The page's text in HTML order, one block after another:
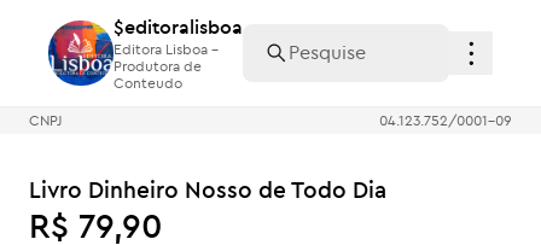
$editoralisboa
Editora Lisboa -
Produtora de
Conteudo
$editoralisboa
Editora Lisboa -
Produtora de
Conteudo
CNPJ 04.123.752/0001-09
Livro Dinheiro Nosso de Todo Dia
R$ 79,90